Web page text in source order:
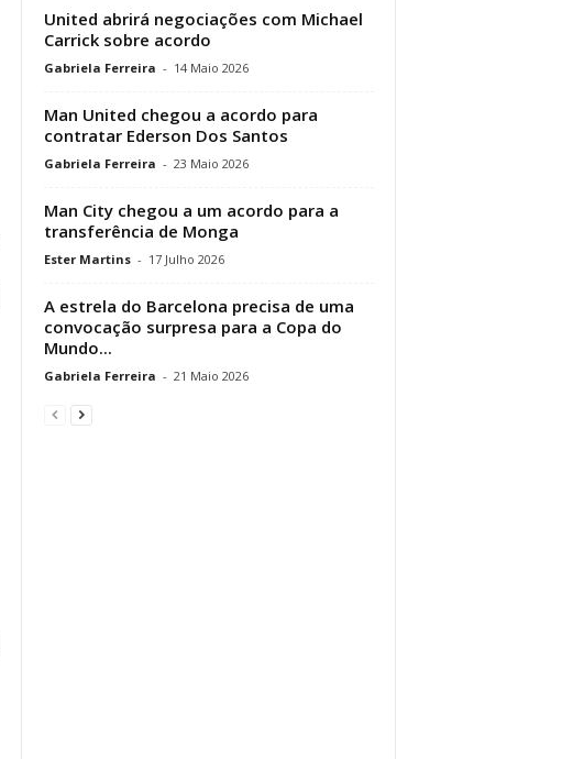
United abrirá negociações com Michael
Carrick sobre acordo
Gabriela Ferreira - 14 Maio 2026
Man United chegou a acordo para
contratar Ederson Dos Santos
Gabriela Ferreira - 23 Maio 2026
Man City chegou a um acordo para a
transferência de Monga
Ester Martins - 17 Julho 2026
A estrela do Barcelona precisa de uma
convocação surpresa para a Copa do
Mundo...
Gabriela Ferreira - 21 Maio 2026